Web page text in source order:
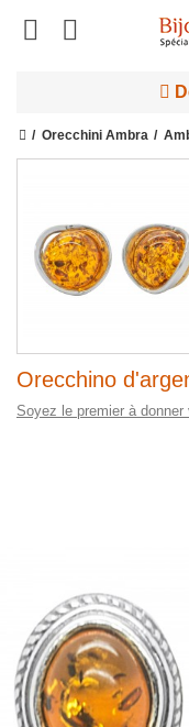
Orecchini Ambra
Orecchino
Soyez le premier à donner